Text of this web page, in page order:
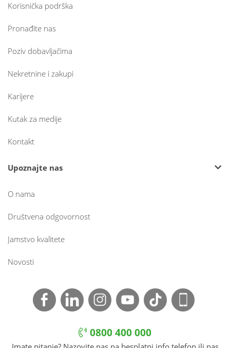
Korisnička podrška
Pronađite nas
Poziv dobavljačima
Nekretnine i zakupi
Karijere
Kutak za medije
Kontakt
Upoznajte nas
O nama
Društvena odgovornost
Jamstvo kvalitete
Novosti
0800 400 000